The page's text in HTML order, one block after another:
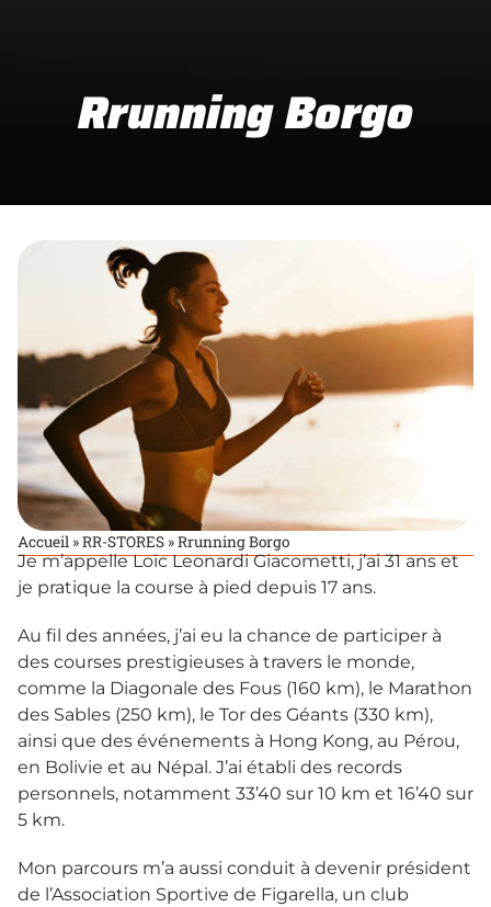
Rrunning Borgo
Accueil »RR-STORES »Rrunning Borgo
Je m’appelle Loïc Leonardi Giacometti, j’ai 31 ans et
je pratique la course à pied depuis 17 ans.
Au fil des années, j’ai eu la chance de participer à
des courses prestigieuses à travers le monde,
comme la Diagonale des Fous (160 km), le Marathon
des Sables (250 km), le Tor des Géants (330 km),
ainsi que des événements à Hong Kong, au Pérou,
en Bolivie et au Népal. J’ai établi des records
personnels, notamment 33’40 sur 10 km et 16’40 sur
5 km.
Mon parcours m’a aussi conduit à devenir président
de l’Association Sportive de Figarella, un club